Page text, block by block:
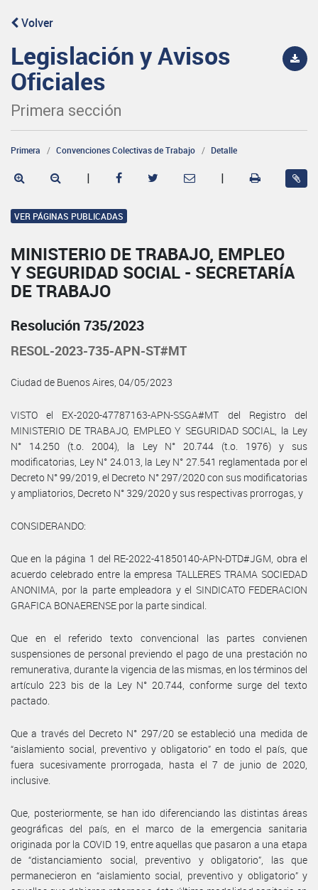
Volver
Legislación y Avisos
Oficiales
Primera sección
Primera Convenciones Colectivas de Trabajo Detalle
| |
VER PÁGINAS PUBLICADAS
MINISTERIO DE TRABAJO, EMPLEO
Y SEGURIDAD SOCIAL - SECRETARÍA
DE TRABAJO
Resolución 735/2023
RESOL-2023-735-APN-ST#MT
Ciudad de Buenos Aires, 04/05/2023
VISTO el EX-2020-47787163-APN-SSGA#MT del Registro del
MINISTERIO DE TRABAJO, EMPLEO Y SEGURIDAD SOCIAL, la Ley
N° 14.250 (t.o. 2004), la Ley N° 20.744 (t.o. 1976) y sus
modificatorias, Ley N° 24.013, la Ley N° 27.541 reglamentada por el
Decreto N° 99/2019, el Decreto N° 297/2020 con sus modificatorias
y ampliatorios, Decreto N° 329/2020 y sus respectivas prorrogas, y
CONSIDERANDO:
Que en la página 1 del RE-2022-41850140-APN-DTD#JGM, obra el
acuerdo celebrado entre la empresa TALLERES TRAMA SOCIEDAD
ANONIMA, por la parte empleadora y el SINDICATO FEDERACION
GRAFICA BONAERENSE por la parte sindical.
Que en el referido texto convencional las partes convienen
suspensiones de personal previendo el pago de una prestación no
remunerativa, durante la vigencia de las mismas, en los términos del
artículo 223 bis de la Ley N° 20.744, conforme surge del texto
pactado.
Que a través del Decreto N° 297/20 se estableció una medida de
“aislamiento social, preventivo y obligatorio” en todo el país, que
fuera sucesivamente prorrogada, hasta el 7 de junio de 2020,
inclusive.
Que, posteriormente, se han ido diferenciando las distintas áreas
geográficas del país, en el marco de la emergencia sanitaria
originada por la COVID 19, entre aquellas que pasaron a una etapa
de “distanciamiento social, preventivo y obligatorio”, las que
permanecieron en “aislamiento social, preventivo y obligatorio” y